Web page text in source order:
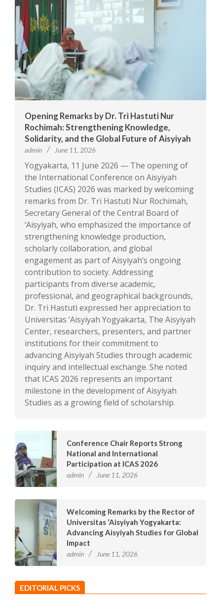
Opening Remarks by Dr. Tri Hastuti Nur
Rochimah: Strengthening Knowledge,
Solidarity, and the Global Future of Aisyiyah
admin June 11, 2026
Yogyakarta, 11 June 2026 — The opening of
the International Conference on Aisyiyah
Studies (ICAS) 2026 was marked by welcoming
remarks from Dr. Tri Hastuti Nur Rochimah,
Secretary General of the Central Board of
‘Aisyiyah, who emphasized the importance of
strengthening knowledge production,
scholarly collaboration, and global
engagement as part of Aisyiyah’s ongoing
contribution to society. Addressing
participants from diverse academic,
professional, and geographical backgrounds,
Dr. Tri Hastuti expressed her appreciation to
Universitas ‘Aisyiyah Yogyakarta, The Aisyiyah
Center, researchers, presenters, and partner
institutions for their commitment to
advancing Aisyiyah Studies through academic
inquiry and intellectual exchange. She noted
that ICAS 2026 represents an important
milestone in the development of Aisyiyah
Studies as a growing field of scholarship.
Conference Chair Reports Strong
National and International
Participation at ICAS 2026
admin June 11, 2026
Welcoming Remarks by the Rector of
Universitas ‘Aisyiyah Yogyakarta:
Advancing Aisyiyah Studies for Global
Impact
admin June 11, 2026
EDITORIAL PICKS